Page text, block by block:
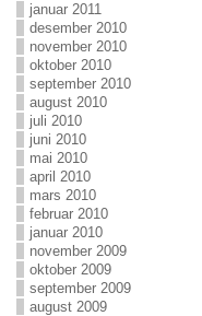
januar 2011
desember 2010
november 2010
oktober 2010
september 2010
august 2010
juli 2010
juni 2010
mai 2010
april 2010
mars 2010
februar 2010
januar 2010
november 2009
oktober 2009
september 2009
august 2009